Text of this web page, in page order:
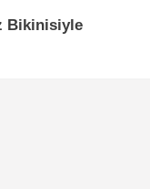
Bikinisiyle